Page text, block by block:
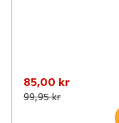
85,00 kr
99,95 kr